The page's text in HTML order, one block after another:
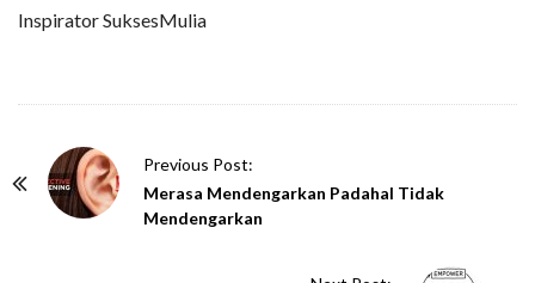
Inspirator SuksesMulia
Previous Post:
Merasa Mendengarkan Padahal Tidak
Mendengarkan